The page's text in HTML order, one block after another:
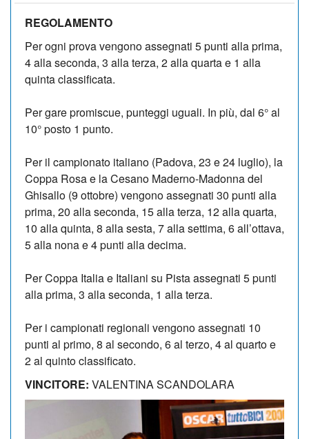
REGOLAMENTO
Per ogni prova vengono assegnati 5 punti alla prima,
4 alla seconda, 3 alla terza, 2 alla quarta e 1 alla
quinta classificata.
Per gare promiscue, punteggi uguali. In più, dal 6° al
10° posto 1 punto.
Per il campionato italiano (Padova, 23 e 24 luglio), la
Coppa Rosa e la Cesano Maderno-Madonna del
Ghisallo (9 ottobre) vengono assegnati 30 punti alla
prima, 20 alla seconda, 15 alla terza, 12 alla quarta,
10 alla quinta, 8 alla sesta, 7 alla settima, 6 all’ottava,
5 alla nona e 4 punti alla decima.
Per Coppa Italia e Italiani su Pista assegnati 5 punti
alla prima, 3 alla seconda, 1 alla terza.
Per i campionati regionali vengono assegnati 10
punti al primo, 8 al secondo, 6 al terzo, 4 al quarto e
2 al quinto classificato.
VINCITORE: VALENTINA SCANDOLARA